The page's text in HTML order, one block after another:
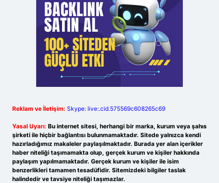
Reklam ve İletişim: Skype: live:.cid.575569c608265c69
Yasal Uyarı: Bu internet sitesi, herhangi bir marka, kurum veya şahıs
şirketi ile hiçbir bağlantısı bulunmamaktadır. Sitede yalnızca kendi
hazırladığımız makaleler paylaşılmaktadır. Burada yer alan içerikler
haber niteliği taşımamakta olup, gerçek kurum ve kişiler hakkında
paylaşım yapılmamaktadır. Gerçek kurum ve kişiler ile isim
benzerlikleri tamamen tesadüfidir. Sitemizdeki bilgiler taslak
halindedir ve tavsiye niteliği taşımazlar.